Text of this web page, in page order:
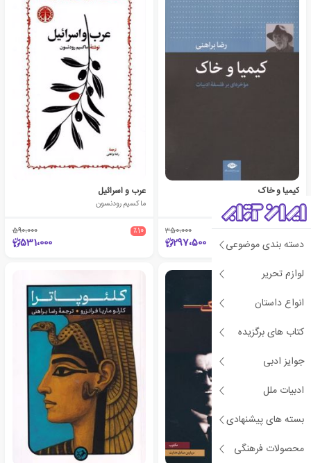
دسته بندی موضوعی
لوازم تحریر
انواع داستان
کتاب های برگزیده
جوایز ادبی
ادبیات ملل
بسته های پیشنهادی
محصولات فرهنگی
کیمیا و خاک
رضا براهنی
٪15 350،000
297،500
عرب و اسرائیل
ماکسیم رودنسون
٪10 590،000
531،000